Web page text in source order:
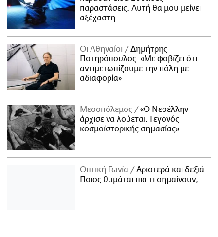
παραστάσεις. Αυτή θα μου μείνει
αξέχαστη
Οι Αθηναίοι
Δημήτρης
Ποτηρόπουλος: «Με φοβίζει ότι
αντιμετωπίζουμε την πόλη με
αδιαφορία»
Μεσοπόλεμος
«Ο Νεοέλλην
άρχισε να λούεται. Γεγονός
κοσμοϊστορικής σημασίας»
Οπτική Γωνία
Αριστερά και δεξιά:
Ποιος θυμάται πια τι σημαίνουν;